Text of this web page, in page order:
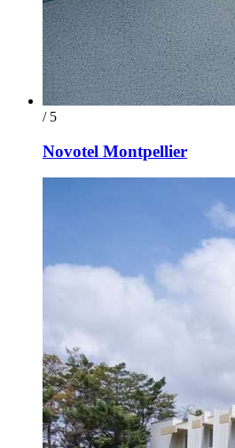
/ 5
Novotel Montpellier